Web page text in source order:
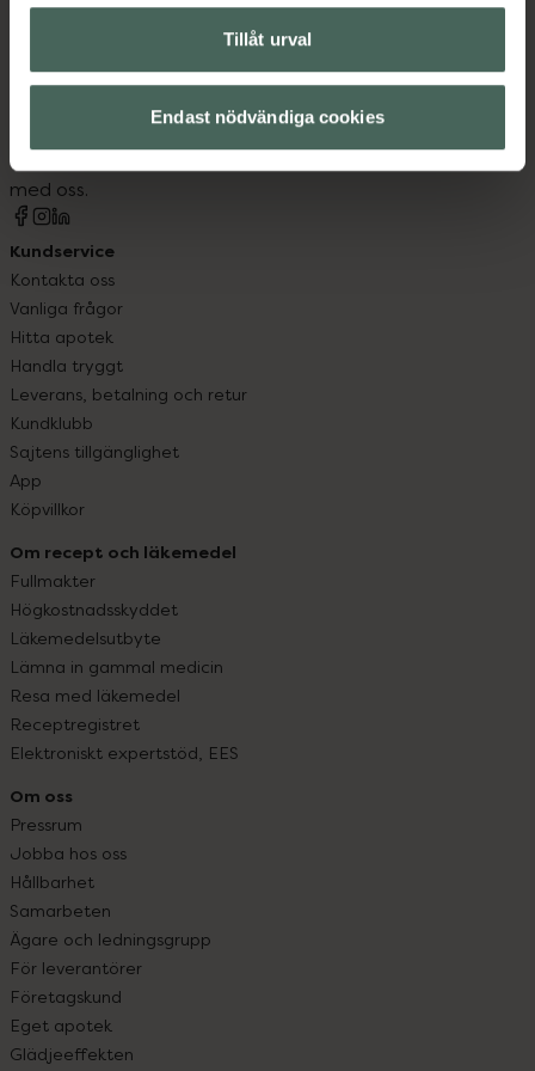
Tillåt urval
Endast nödvändiga cookies
Kronans Apotek finns här för dig. Du hittar oss från Skåne i
datorn. Oavsett vem du är så är det vårt uppdrag att
hjälpa just dig att må lite bättre. Välkommen att prata
med oss.
Kundservice
Kontakta oss
Vanliga frågor
Hitta apotek
Handla tryggt
Leverans, betalning och retur
Kundklubb
Sajtens tillgänglighet
App
Köpvillkor
Om recept och läkemedel
Fullmakter
Högkostnadsskyddet
Läkemedelsutbyte
Lämna in gammal medicin
Resa med läkemedel
Receptregistret
Elektroniskt expertstöd, EES
Om oss
Pressrum
Jobba hos oss
Hållbarhet
Samarbeten
Ägare och ledningsgrupp
För leverantörer
Företagskund
Eget apotek
Glädjeeffekten